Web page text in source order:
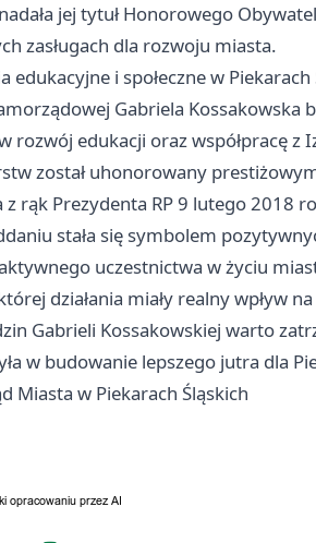
jej tytuł Honorowego
zasługach dla rozwoju miasta.
edukacyjne i społeczne w Piekarach
Gabriela Kossakowska
rozwój edukacji oraz współpracę z
został uhonorowany
z rąk Prezydenta RP 9 lutego 2018
stała się symbolem
uczestnictwa w życiu
działania miały realny wpływ
Gabrieli Kossakowskiej warto
w budowanie lepszego jutra dla
Miasta w Piekarach Śląskich